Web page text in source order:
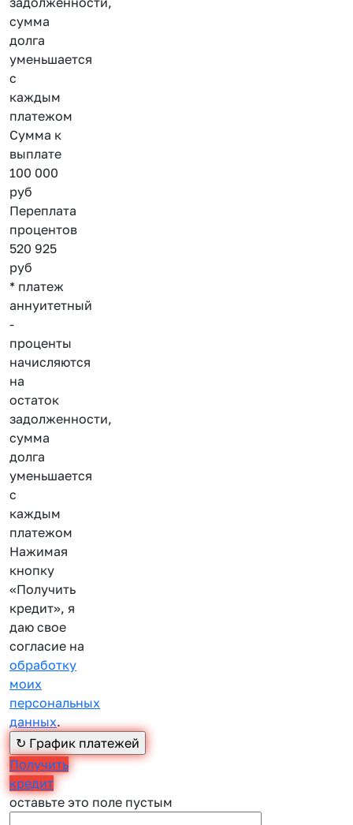
сумма
долга
уменьшается
с
каждым
платежом
Сумма к
выплате
100 000
руб
Переплата
процентов
520 925
руб
* платеж
аннуитетный
-
проценты
начисляются
на
остаток
задолженности,
сумма
долга
уменьшается
с
каждым
платежом
Нажимая
кнопку
«Получить
кредит», я
даю свое
согласие на
обработку
моих
персональных
данных.
Получить
кредит
оставьте это поле пустым